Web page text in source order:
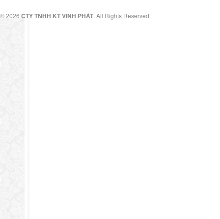
© 2026 CTY TNHH KT VINH PHÁT. All Rights Reserved